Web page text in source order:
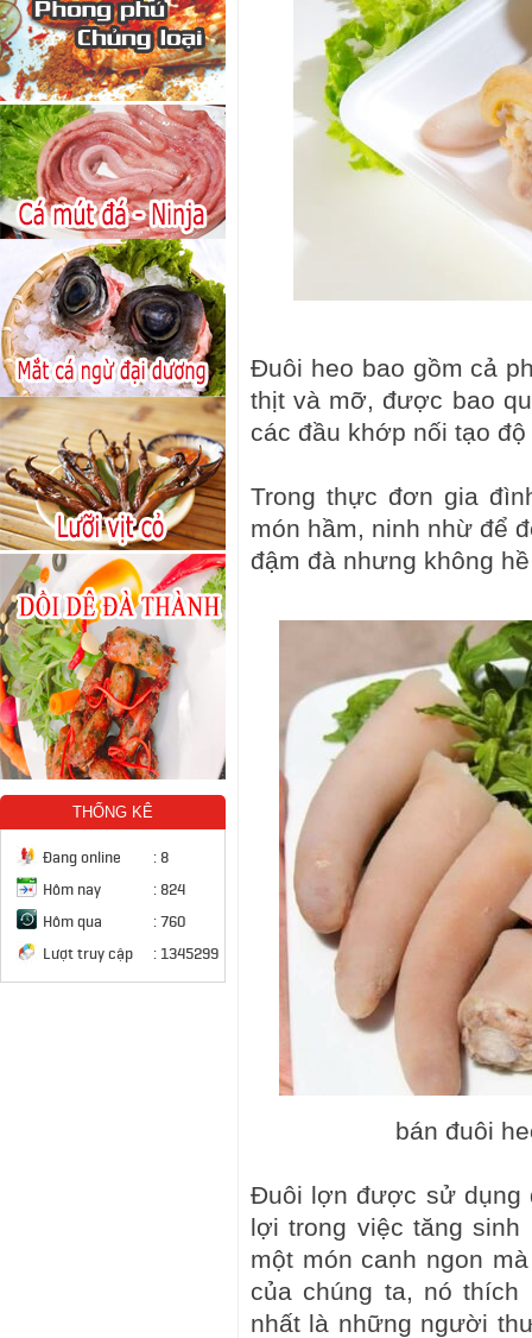
THỐNG KÊ
Đang online :8
Hôm nay
:824
Hôm qua
:760
Lượt truy cập
:1345299
Đuôi heo bao gồm cả
thịt và mỡ, được bao
các đầu khớp nối tạo
Trong thực đơn gia
món hầm, ninh nhừ để
đậm đà nhưng không
bán đuôi
Đuôi lợn được sử dụng
lợi trong việc tăng
một món canh ngon
của chúng ta, nó
nhất là những người